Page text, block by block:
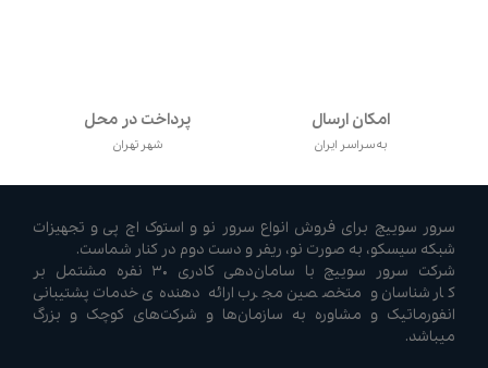
امکان ارسال
به سراسر ایران
پرداخت در محل
شهر تهران
سرور سوییچ برای فروش انواع سرور نو و استوک اچ پی و تجهیزات
شبکه سیسکو، به صورت نو، ریفر و دست دوم در کنار شماست.
شرکت سرور سوییچ با سامان‌دهی کادری ۳۰ نفره مشتمل بر
کارشناسان و متخصصین مجرب ارائه دهنده‌ی خدمات پشتیبانی
انفورماتیک و مشاوره به سازمان‌ها و شرکت‌های کوچک و بزرگ
میباشد.